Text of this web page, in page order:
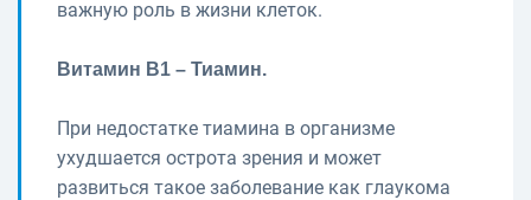
важную роль в жизни клеток.
Витамин В1 – Тиамин.
При недостатке тиамина в организме
ухудшается острота зрения и может
развиться такое заболевание как глаукома